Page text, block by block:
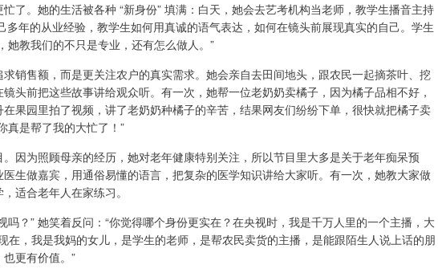
了。她的生活被各种 “新身份” 填满：白天，她会去艺考机构当老师，教学生播音主持
年的从业经验，教学生如何用真诚的语气表达，如何在镜头前展现真实的自己。学生
她教我们的不只是专业，还有怎么做人。”
销售额，而是更关注农户的真实需求。她会亲自去田间地头，跟农民一起摘茶叶、挖
头前把这些故事讲给观众听。有一次，她帮一位老奶奶卖橘子，因为橘子品相不好，
果园里拍了视频，讲了老奶奶种橘子的辛苦，结果网友们纷纷下单，很快就把橘子卖
真是帮了我的大忙了！”
因为照顾母亲的经历，她对老年健康特别关注，所以节目里大多是关于老年痴呆预
生做嘉宾，用通俗易懂的语言，把复杂的医学知识讲给大家听。有一次，她教大家做
适合老年人在家练习。
吗？” 她笑着反问：“你觉得哪个身份更实在？在央视时，我是千万人里的一个主播，大
在，我是我妈的女儿，是学生的老师，是帮农民卖货的主播，是能跟陌生人说上话的朋
更有价值。”